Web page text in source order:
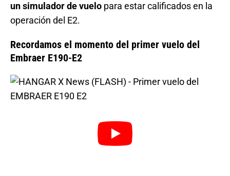
un simulador de vuelo para estar calificados en la
operación del E2.
Recordamos el momento del primer vuelo del
Embraer E190-E2